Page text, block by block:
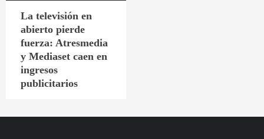
La televisión en
abierto pierde
fuerza: Atresmedia
y Mediaset caen en
ingresos
publicitarios